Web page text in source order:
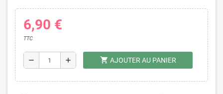
6,90 €
TTC
remove add shopping_cart AJOUTER AU PANIER